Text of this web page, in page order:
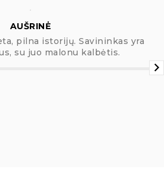
pilna istorijų. Savininkas yra
su juo malonu kalbėtis.
AUŠRINĖ